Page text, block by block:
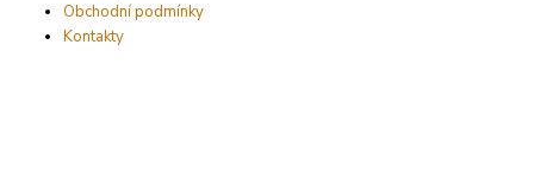
Obchodní podmínky
Kontakty